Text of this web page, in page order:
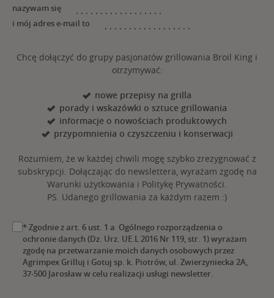
nazywam się
i mój adres e-mail to
Chcę dołączyć do grupy pasjonatów grillowania Broil King i
otrzymywać:
nowe przepisy na grilla
porady i wskazówki o sztuce grillowania
informacje o nowościach produktowych
przypomnienia o czyszczeniu i konserwacji
Rozumiem, że w każdej chwili mogę szybko zrezygnować z
subskrypcji. Dołączając do newslettera, wyrażam zgodę na
Warunki użytkowania i Politykę Prywatności.
PS. Udanego grillowania za każdym razem :)
* Zgodnie z art. 6 ust. 1 a Ogólnego rozporządzenia o
ochronie danych (Dz. Urz. UE.L 2016 Nr 119, str. 1) wyrażam
zgodę na przetwarzanie moich danych osobowych przez
Agrimpex Grilluj i Gotuj sp. k. Piotrów, ul. Zwierzyniecka 2A,
37-500 Jarosław w celu realizacji usługi newsletter.